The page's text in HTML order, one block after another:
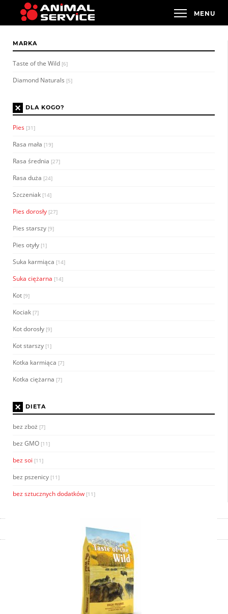
MARKA
Taste of the Wild [6]
Diamond Naturals [5]
× DLA KOGO?
Pies [31]
Rasa mała [19]
Rasa średnia [27]
Rasa duża [24]
Szczeniak [14]
Pies dorosły [27]
Pies starszy [9]
Pies otyły [1]
Suka karmiąca [14]
Suka ciężarna [14]
Kot [9]
Kociak [7]
Kot dorosły [9]
Kot starszy [1]
Kotka karmiąca [7]
Kotka ciężarna [7]
× DIETA
bez zboż [7]
bez GMO [11]
bez soi [11]
bez pszenicy [11]
bez sztucznych dodatków [11]